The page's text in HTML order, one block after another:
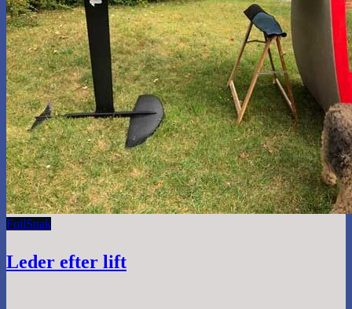
FoilSnak
Leder efter lift